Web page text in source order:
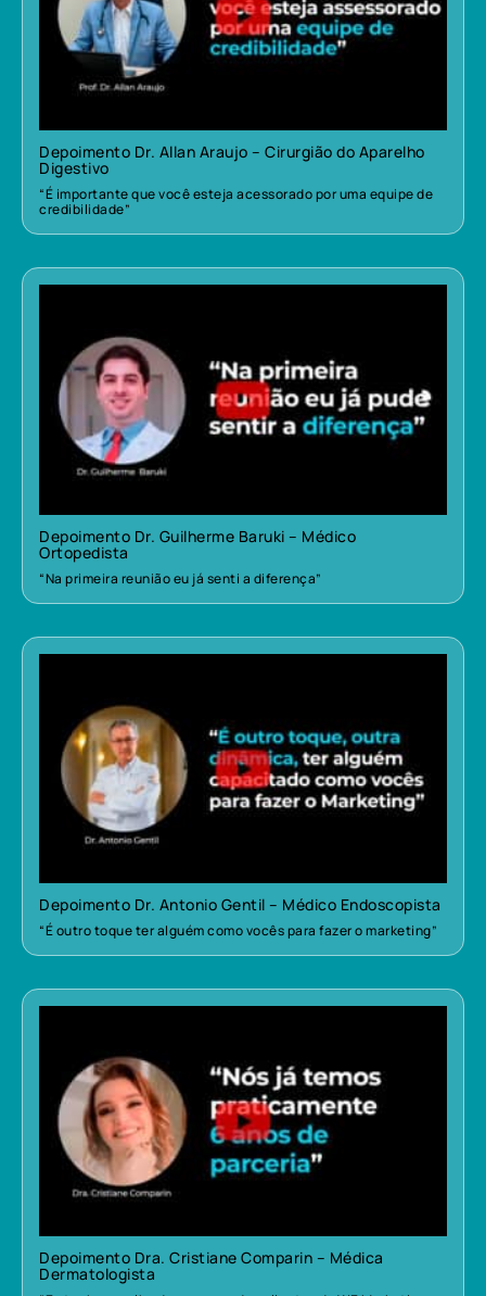
Depoimento Dr. Allan Araujo – Cirurgião do Aparelho
Digestivo
“É importante que você esteja acessorado por uma equipe de
credibilidade”
Depoimento Dr. Guilherme Baruki – Médico
Ortopedista
“Na primeira reunião eu já senti a diferença”
Depoimento Dr. Antonio Gentil – Médico Endoscopista
“É outro toque ter alguém como vocês para fazer o marketing”
Depoimento Dra. Cristiane Comparin – Médica
Dermatologista